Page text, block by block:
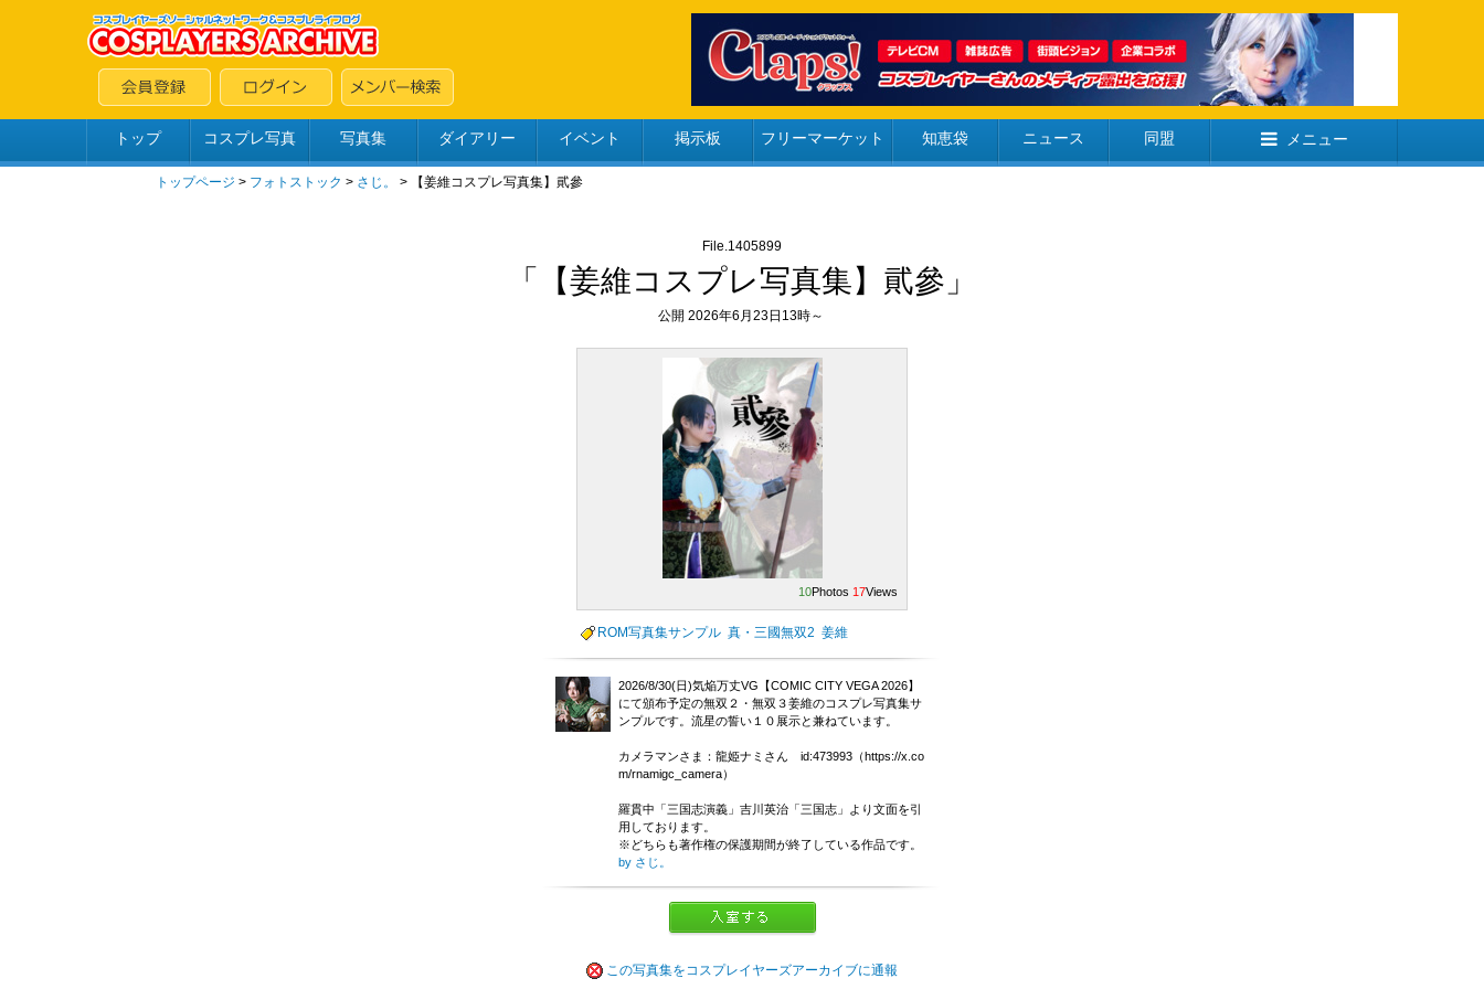
トップ コスプレ写真 写真集 ダイアリー イベント 掲示板 フリーマーケット 知恵袋 ニュース 同盟 メニュー
トップページ > フォトストック > さじ。 > 【姜維コスプレ写真集】貮參
File.1405899
「【姜維コスプレ写真集】貮參」
公開 2026年6月23日13時～
10Photos 17Views
ROM写真集サンプル 真・三國無双2 姜維
2026/8/30(日)気焔万丈VG【COMIC CITY VEGA 2026】
にて頒布予定の無双２・無双３姜維のコスプレ写真集サ
ンプルです。流星の誓い１０展示と兼ねています。
カメラマンさま：龍姫ナミさん id:473993（https://x.co
m/rnamigc_camera）
羅貫中「三国志演義」吉川英治「三国志」より文面を引
用しております。
※どちらも著作権の保護期間が終了している作品です。
by さじ。
この写真集をコスプレイヤーズアーカイブに通報